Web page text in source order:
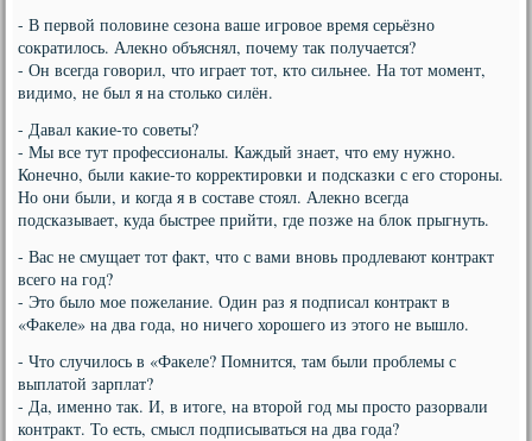
- В первой половине сезона ваше игровое время серьёзно
сократилось. Алекно объяснял, почему так получается?
- Он всегда говорил, что играет тот, кто сильнее. На тот момент,
видимо, не был я на столько силён.
- Давал какие-то советы?
- Мы все тут профессионалы. Каждый знает, что ему нужно.
Конечно, были какие-то корректировки и подсказки с его стороны.
Но они были, и когда я в составе стоял. Алекно всегда
подсказывает, куда быстрее прийти, где позже на блок прыгнуть.
- Вас не смущает тот факт, что с вами вновь продлевают контракт
всего на год?
- Это было мое пожелание. Один раз я подписал контракт в
«Факеле» на два года, но ничего хорошего из этого не вышло.
- Что случилось в «Факеле? Помнится, там были проблемы с
выплатой зарплат?
- Да, именно так. И, в итоге, на второй год мы просто разорвали
контракт. То есть, смысл подписываться на два года?